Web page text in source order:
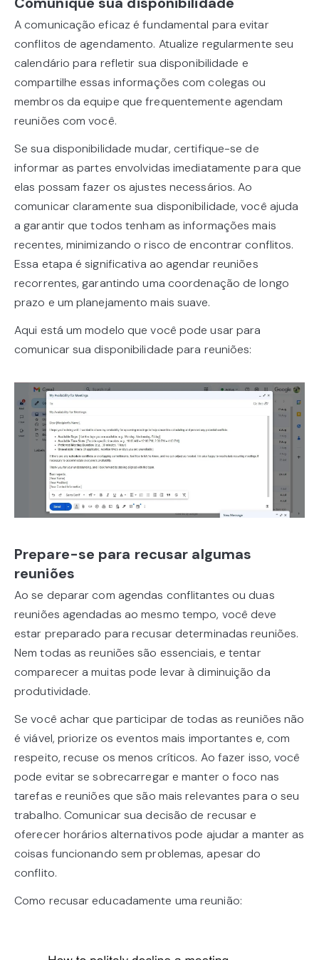
A comunicação eficaz é fundamental para evitar
conflitos de agendamento. Atualize regularmente seu
calendário para refletir sua disponibilidade e
compartilhe essas informações com colegas ou
membros da equipe que frequentemente agendam
reuniões com você.
Se sua disponibilidade mudar, certifique-se de
informar as partes envolvidas imediatamente para que
elas possam fazer os ajustes necessários. Ao
comunicar claramente sua disponibilidade, você ajuda
a garantir que todos tenham as informações mais
recentes, minimizando o risco de encontrar conflitos.
Essa etapa é significativa ao agendar reuniões
recorrentes, garantindo uma coordenação de longo
prazo e um planejamento mais suave.
Aqui está um modelo que você pode usar para
comunicar sua disponibilidade para reuniões:
Prepare-se para recusar algumas
reuniões
Ao se deparar com agendas conflitantes ou duas
reuniões agendadas ao mesmo tempo, você deve
estar preparado para recusar determinadas reuniões.
Nem todas as reuniões são essenciais, e tentar
comparecer a muitas pode levar à diminuição da
produtividade.
Se você achar que participar de todas as reuniões não
é viável, priorize os eventos mais importantes e, com
respeito, recuse os menos críticos. Ao fazer isso, você
pode evitar se sobrecarregar e manter o foco nas
tarefas e reuniões que são mais relevantes para o seu
trabalho. Comunicar sua decisão de recusar e
oferecer horários alternativos pode ajudar a manter as
coisas funcionando sem problemas, apesar do
conflito.
Como recusar educadamente uma reunião: